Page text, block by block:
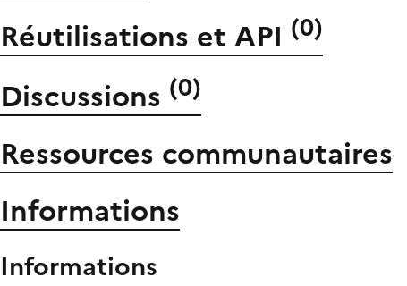
Réutilisations et API (0)
Discussions (0)
Ressources communautaires
Informations
Informations